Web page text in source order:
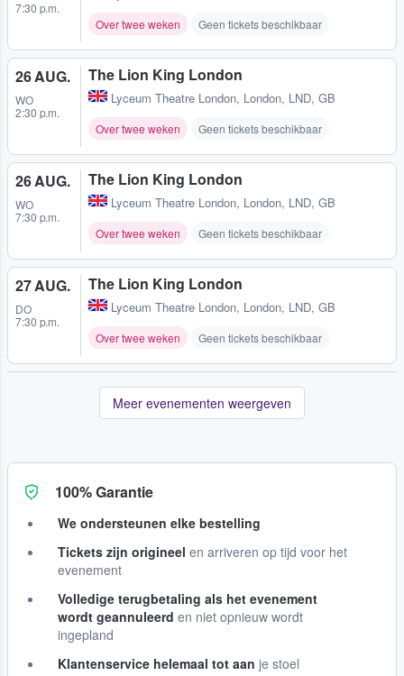
7:30 p.m.
Over twee weken Geen tickets beschikbaar
26 AUG.
WO
2:30 p.m.
The Lion King London
Lyceum Theatre London, London, LND, GB
Over twee weken Geen tickets beschikbaar
26 AUG.
WO
7:30 p.m.
The Lion King London
Lyceum Theatre London, London, LND, GB
Over twee weken Geen tickets beschikbaar
27 AUG.
DO
7:30 p.m.
The Lion King London
Lyceum Theatre London, London, LND, GB
Over twee weken Geen tickets beschikbaar
Meer evenementen weergeven
100% Garantie
We ondersteunen elke bestelling
Tickets zijn origineel en arriveren op tijd voor het
evenement
Volledige terugbetaling als het evenement
wordt geannuleerd en niet opnieuw wordt
ingepland
Klantenservice helemaal tot aan je stoel